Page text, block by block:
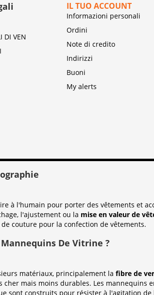
DI VEN
IL TUO ACCOUNT
Informazioni personali
Ordini
Note di credito
Indirizzi
Buoni
My alerts
à l'humain pour porter des vêtements et
l'ajustement ou la mise en valeur de
couture pour la confection de vêtements.
De Vitrine ?
matériaux, principalement la fibre de
mais moins durables. Les mannequins
sont construits pour résister à l'agitation